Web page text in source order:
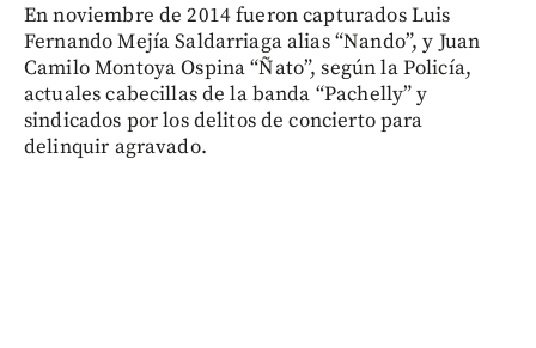
En noviembre de 2014 fueron capturados Luis
Fernando Mejía Saldarriaga alias “Nando”, y Juan
Camilo Montoya Ospina “Ñato”, según la Policía,
actuales cabecillas de la banda “Pachelly” y
sindicados por los delitos de concierto para
delinquir agravado.